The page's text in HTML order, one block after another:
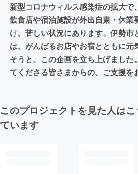
新型コロナウィルス感染症の拡大で
飲食店や宿泊施設が外出自粛・休業
け、苦しい状況にあります。伊勢市
は、がんばるお店やお宿とともに元
そうと、この企画を立ち上げました
てくださる皆さまからの、ご支援を
このプロジェクトを見た人は
ています